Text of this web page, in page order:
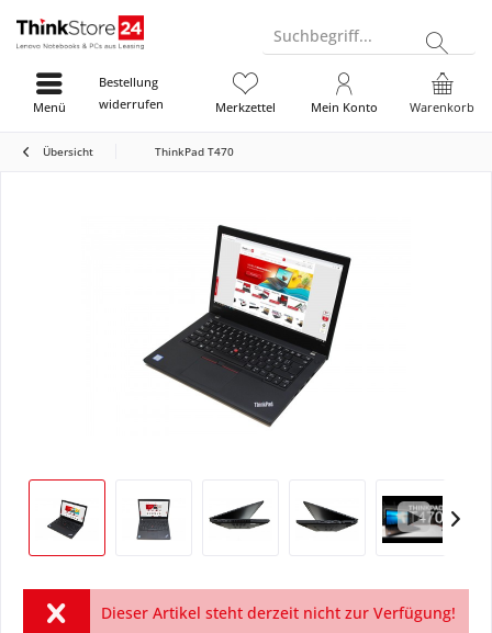
Suchbegriff...
Bestellung
widerrufen
Warenkorb
Merkzettel Mein Konto
Menü
Übersicht ThinkPad T470
Dieser Artikel steht derzeit nicht zur Verfügung!